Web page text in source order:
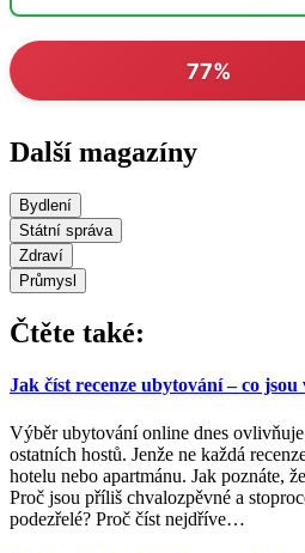
77%
Další magazíny
Bydlení
Státní správa
Zdraví
Průmysl
Čtěte také:
Jak číst recenze ubytování – co jsou
Výběr ubytování online dnes
ostatních hostů. Jenže ne každá
hotelu nebo apartmánu. Jak poznáte,
Proč jsou příliš chvalozpěvné a
podezřelé? Proč číst nejdříve…